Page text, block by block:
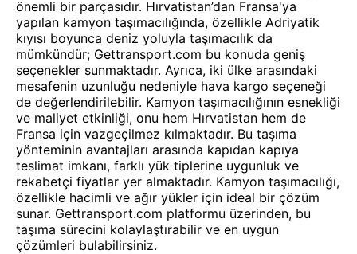
önemli bir parçasıdır. Hırvatistan’dan Fransa'ya
yapılan kamyon taşımacılığında, özellikle Adriyatik
kıyısı boyunca deniz yoluyla taşımacılık da
mümkündür; Gettransport.com bu konuda geniş
seçenekler sunmaktadır. Ayrıca, iki ülke arasındaki
mesafenin uzunluğu nedeniyle hava kargo seçeneği
de değerlendirilebilir. Kamyon taşımacılığının esnekliği
ve maliyet etkinliği, onu hem Hırvatistan hem de
Fransa için vazgeçilmez kılmaktadır. Bu taşıma
yönteminin avantajları arasında kapıdan kapıya
teslimat imkanı, farklı yük tiplerine uygunluk ve
rekabetçi fiyatlar yer almaktadır. Kamyon taşımacılığı,
özellikle hacimli ve ağır yükler için ideal bir çözüm
sunar. Gettransport.com platformu üzerinden, bu
taşıma sürecini kolaylaştırabilir ve en uygun
çözümleri bulabilirsiniz.